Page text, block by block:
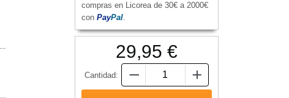
compras en Licorea de 30€ a 2000€
con PayPal.
29,95 €
Cantidad: